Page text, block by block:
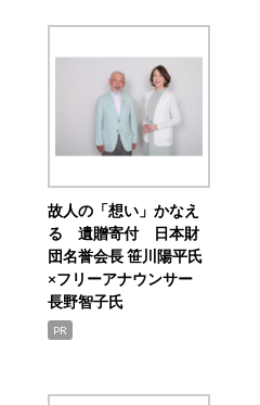
故人の「想い」かなえ
る 遺贈寄付 日本財
団名誉会長 笹川陽平氏
×フリーアナウンサー
長野智子氏
PR